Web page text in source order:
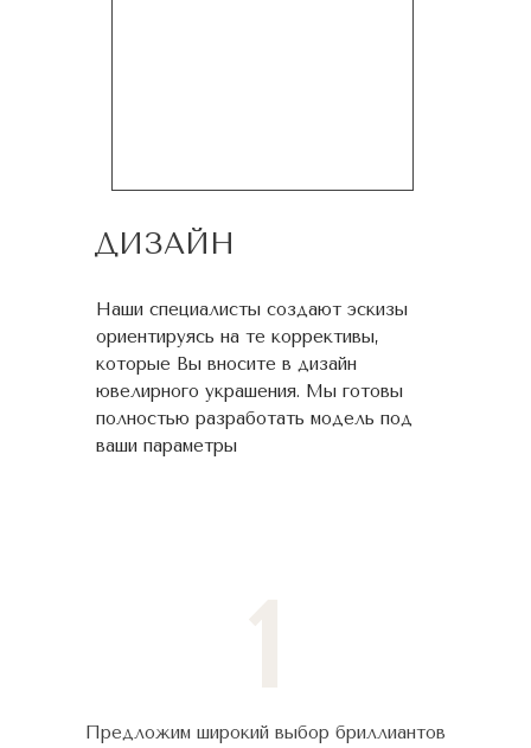
ДИЗАЙН
Наши специалисты создают эскизы
ориентируясь на те коррективы,
которые Вы вносите в дизайн
ювелирного украшения. Мы готовы
полностью разработать модель под
ваши параметры
Предложим широкий выбор бриллиантов